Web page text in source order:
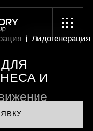
Лидогенерация
И